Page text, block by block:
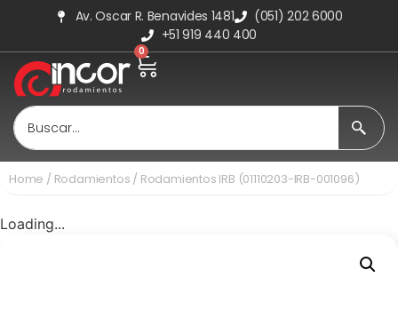
Av. Oscar R. Benavides 1481
(051) 202 6000
+51 919 440 400
0
Home / Rodamientos / Rodamientos IRB (01110203-IRB-001096)
Loading...